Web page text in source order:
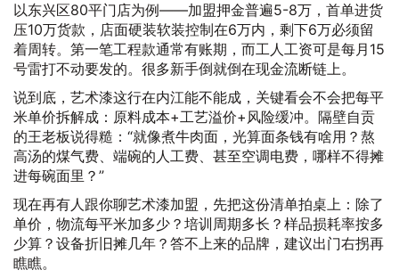
以东兴区80平门店为例——加盟押金普遍5-8万，首单进货
压10万货款，店面硬装软装控制在6万内，剩下6万必须留
着周转。第一笔工程款通常有账期，而工人工资可是每月15
号雷打不动要发的。很多新手倒就倒在现金流断链上。
说到底，艺术漆这行在内江能不能成，关键看会不会把每平
米单价拆解成：原料成本+工艺溢价+风险缓冲。隔壁自贡
的王老板说得糙：“就像煮牛肉面，光算面条钱有啥用？熬
高汤的煤气费、端碗的人工费、甚至空调电费，哪样不得摊
进每碗面里？”
现在再有人跟你聊艺术漆加盟，先把这份清单拍桌上：除了
单价，物流每平米加多少？培训周期多长？样品损耗率按多
少算？设备折旧摊几年？答不上来的品牌，建议出门右拐再
瞧瞧。